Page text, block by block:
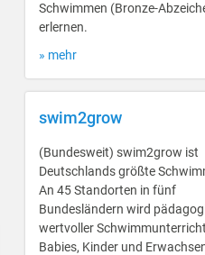
Schwimmen (Bronze-
erlernen.
» mehr
swim2grow
(Bundesweit) swim2grow ist
Deutschlands größte
An 45 Standorten in fünf
Bundesländern wird
wertvoller
Babies, Kinder und